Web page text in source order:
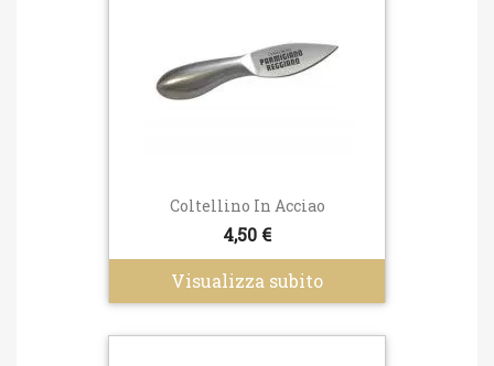
Coltellino In Acciao
4,50 €
Visualizza subito